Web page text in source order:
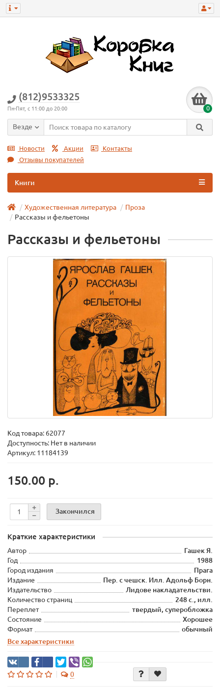
(812)9533325
Пн-Пят, с 11:00 до 20:00 0
Везде
Новости Акции
Контакты
Отзывы покупателей
Книги
Художественная литература
Проза
Рассказы и фельетоны
Рассказы и фельетоны
Код товара: 62077
Доступность: Нет в наличии
Артикул: 11184139
150.00 р.
Закончился
Краткие характеристики
Автор
Гашек Я.
Год
1988
Город издания
Прага
Издание
Пер. с чешск. Илл. Адольф Борн.
Издательство
Лидове накладательстви.
Количество страниц
248 с., илл.
Переплет
твердый, суперобложка
Состояние
Хорошее
Формат
обычный
Все характеристики
0